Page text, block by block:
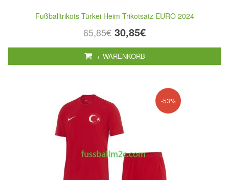
Fußballtrikots Türkei Heim Trikotsatz EURO 2024
65,85€ 30,85€
+ WARENKORB
-53%